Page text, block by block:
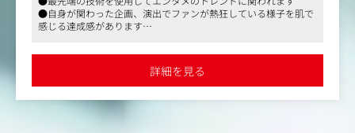
ハイクオリティな映像コンテンツ制作を実現するため、企
画から制作進行までリードしていただける方を募集しま
す。
・画像生成技術を用いた映像コンテンツ制作の企画～制作
- ユーザーに高品質な感動体験を届けるため、すべての
工程において滞りなく作業が進むように管理
●自身が関わった企画、演出でファンが熱狂している様子を肌で
感じる達成感があります
詳細を見る